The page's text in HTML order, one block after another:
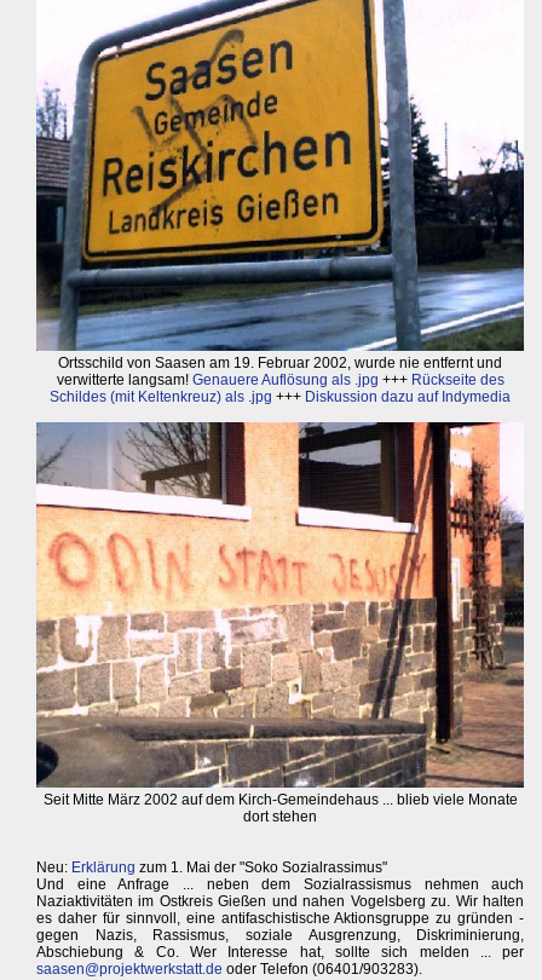
Ortsschild von Saasen am 19. Februar 2002, wurde nie entfernt und
verwitterte langsam! Genauere Auflösung als .jpg +++ Rückseite des
Schildes (mit Keltenkreuz) als .jpg +++ Diskussion dazu auf Indymedia
Seit Mitte März 2002 auf dem Kirch-Gemeindehaus ... blieb viele Monate
dort stehen
Neu: Erklärung zum 1. Mai der "Soko Sozialrassimus"
Und eine Anfrage ... neben dem Sozialrassismus nehmen auch
Naziaktivitäten im Ostkreis Gießen und nahen Vogelsberg zu. Wir halten
es daher für sinnvoll, eine antifaschistische Aktionsgruppe zu gründen -
gegen Nazis, Rassismus, soziale Ausgrenzung, Diskriminierung,
Abschiebung & Co. Wer Interesse hat, sollte sich melden ... per
saasen@projektwerkstatt.de oder Telefon (06401/903283).